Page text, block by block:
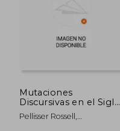
Mutaciones
Discursivas en el Siglo
Xxi: La Política en los
Medios y las Redes (in
Pellisser Rossell,